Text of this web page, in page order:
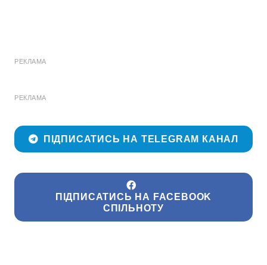
РЕКЛАМА
РЕКЛАМА
ПІДПИСАТИСЬ НА TELEGRAM КАНАЛ
ПІДПИСАТИСЬ НА FACEBOOK
СПІЛЬНОТУ